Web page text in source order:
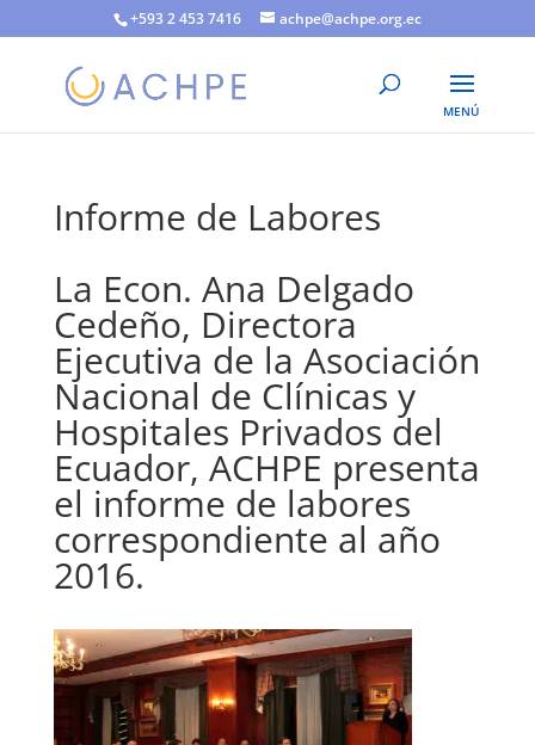
+593 2 453 7416 achpe@achpe.org.ec
Informe de Labores
La Econ. Ana Delgado
Cedeño, Directora
Ejecutiva de la Asociación
Nacional de Clínicas y
Hospitales Privados del
Ecuador, ACHPE presenta
el informe de labores
correspondiente al año
2016.